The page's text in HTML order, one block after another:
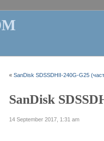
«SanDisk SDSSDHII-240G-G25
SanDisk
14 September 2017, 1:31 am